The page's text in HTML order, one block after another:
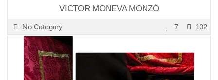
VICTOR MONEVA MONZÓ
No Category 102
7